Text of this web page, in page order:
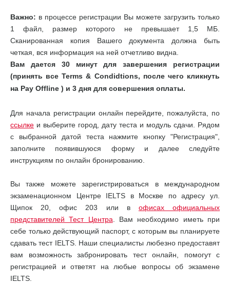
Важно: в процессе регистрации Вы можете загрузить только
1 файл, размер которого не превышает 1,5 МБ.
Сканированная копия Вашего документа должна быть
четкая, вся информация на ней отчетливо видна.
Вам дается 30 минут для завершения регистрации
(принять все Terms & Condidtions, после чего кликнуть
на Pay Offline ) и 3 дня для совершения оплаты.
Для начала регистрации онлайн перейдите, пожалуйста, по
ссылке и выберите город, дату теста и модуль сдачи. Рядом
с выбранной датой теста нажмите кнопку "Регистрация",
заполните появившуюся форму и далее следуйте
инструкциям по онлайн бронированию.
Вы также можете зарегистрироваться в международном
экзаменационном Центре IELTS в Москве по адресу ул.
Щипок 20, офис 203 или в офисах официальных
представителей Тест Центра . Вам необходимо иметь при
себе только действующий паспорт, с которым вы планируете
сдавать тест IELTS. Наши специалисты любезно предоставят
вам возможность забронировать тест онлайн, помогут с
регистрацией и ответят на любые вопросы об экзамене
IELTS.